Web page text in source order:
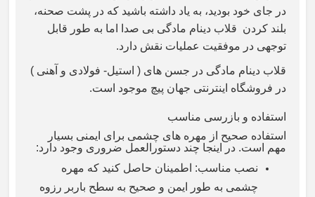
در جای خود بودید، به یاد داشته باشید که در پشت صحنه،
بلند کردن قلاب دینام مادگی بی صدا اما به طور قابل
توجهی در موفقیت عملیات نقش دارد.
قلاب دینام مادگی در جسن های ( استیل- فولادی و آهنی )
در فروشگاه اینترنتی جهان پیچ موجود است.
استفاده و بازرسی مناسب
استفاده صحیح از مهره های چشمی برای ایمنی بسیار
مهم است. در اینجا چند دستورالعمل ضروری وجود دارد:
نصب مناسب: اطمینان حاصل کنید که مهره
چشمی به طور ایمن و صحیح به سطح باربر رزوه